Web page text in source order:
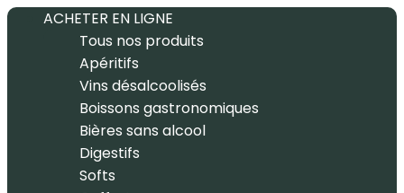
ACHETER EN LIGNE
Tous nos produits
Apéritifs
Vins désalcoolisés
Boissons gastronomiques
Bières sans alcool
Digestifs
Softs